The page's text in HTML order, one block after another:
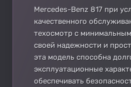
Mercedes-Benz 817 при
качественного
техосмотр с
своей надежности и
эта модель способна
эксплуатационные
обеспечивать